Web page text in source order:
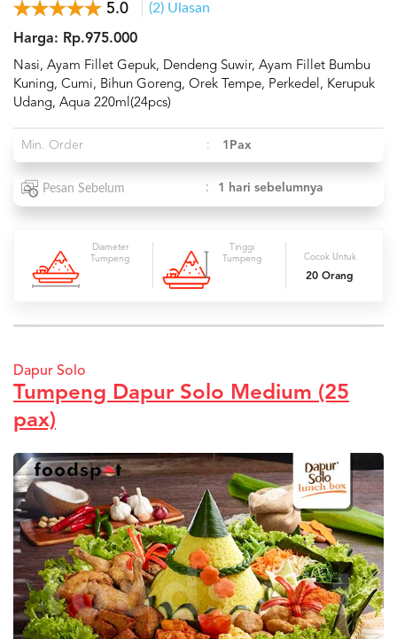
5.0 (2) Ulasan
Harga: Rp.975.000
Nasi, Ayam Fillet Gepuk, Dendeng Suwir, Ayam Fillet Bumbu
Kuning, Cumi, Bihun Goreng, Orek Tempe, Perkedel, Kerupuk
Udang, Aqua 220ml(24pcs)
Min. Order : 1Pax
Pesan Sebelum : 1 hari sebelumnya
Diameter
Tumpeng
Tinggi
Tumpeng
Cocok Untuk
20 Orang
Dapur Solo
Tumpeng Dapur Solo Medium (25
pax)